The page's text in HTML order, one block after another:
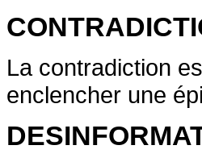
La contradiction
enclencher une